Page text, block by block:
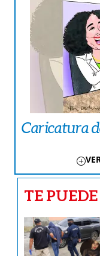
Caricatura
TE